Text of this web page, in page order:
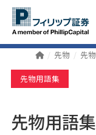
先物 先
先物用語集
先物用語